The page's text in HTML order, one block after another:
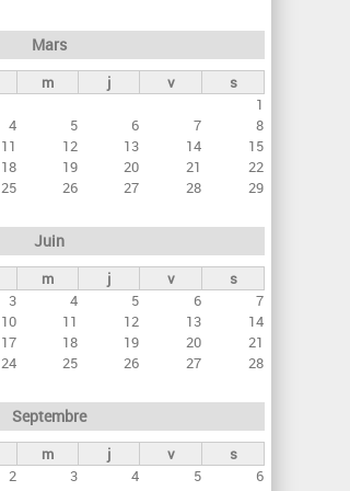
Mars
m j v
s
1
4 5 6 7
8
11 12 13 14
15
18 19 20 21
22
25 26 27 28
29
Juin
m j v
s
3 4 5 6
7
10 11 12 13
14
17 18 19 20
21
24 25 26 27
28
Septembre
m j v
s
2 3 4 5
6